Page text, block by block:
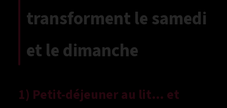
transforment le samedi
et le dimanche
1) Petit-déjeuner au lit… et